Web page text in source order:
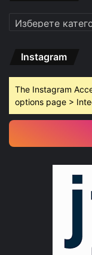
Категории
Instagram
The Instagram
options page >